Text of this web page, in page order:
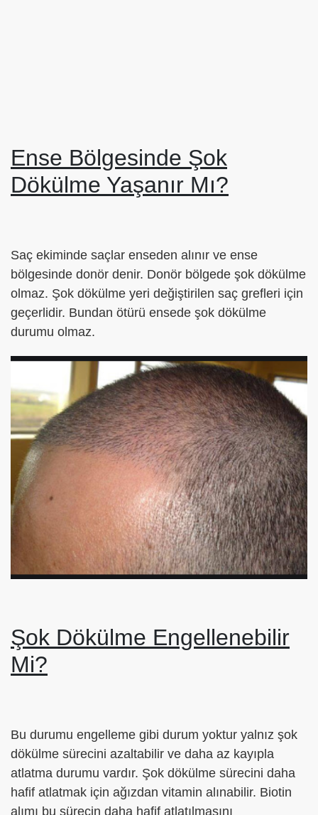
Ense Bölgesinde Şok
Dökülme Yaşanır Mı?
Saç ekiminde saçlar enseden alınır ve ense
bölgesinde donör denir. Donör bölgede şok dökülme
olmaz. Şok dökülme yeri değiştirilen saç grefleri için
geçerlidir. Bundan ötürü ensede şok dökülme
durumu olmaz.
Şok Dökülme Engellenebilir
Mi?
Bu durumu engelleme gibi durum yoktur yalnız şok
dökülme sürecini azaltabilir ve daha az kayıpla
atlatma durumu vardır. Şok dökülme sürecini daha
hafif atlatmak için ağızdan vitamin alınabilir. Biotin
alımı bu sürecin daha hafif atlatılmasını